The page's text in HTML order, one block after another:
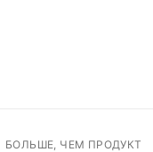
БОЛЬШЕ, ЧЕМ ПРОДУКТ